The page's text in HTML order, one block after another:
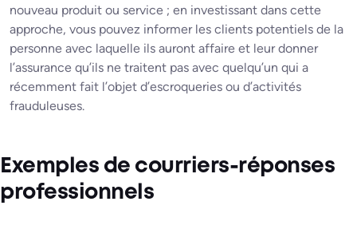
nouveau produit ou service ; en investissant dans cette
approche, vous pouvez informer les clients potentiels de la
personne avec laquelle ils auront affaire et leur donner
l’assurance qu’ils ne traitent pas avec quelqu’un qui a
récemment fait l’objet d’escroqueries ou d’activités
frauduleuses.
Exemples de courriers-réponses
professionnels